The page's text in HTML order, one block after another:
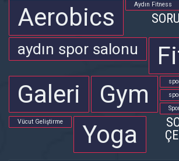
Aerobics Aydın Fitness
aydın spor salonu
Galeri
Gym
Vücut Geliştirme
Yoga